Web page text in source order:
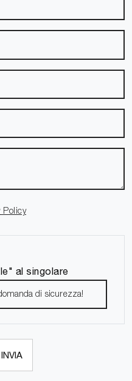
Policy
al singolare
INVIA